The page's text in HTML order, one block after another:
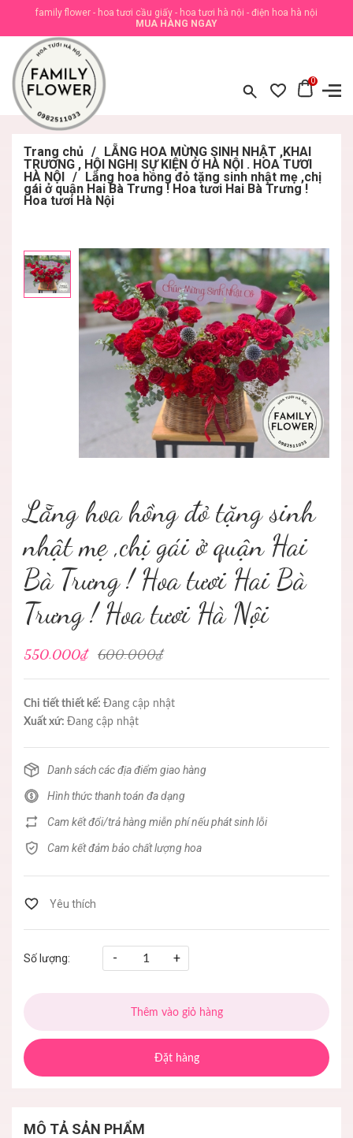
family flower - hoa tươi cầu giấy - hoa tươi hà nội - điện hoa hà nội
MUA HÀNG NGAY
0
Trang chủ / LẴNG HOA MỪNG SINH NHẬT ,KHAI
TRƯƠNG , HỘI NGHỊ SỰ KIỆN Ở HÀ NỘI . HOA TƯƠI
HÀ NỘI / Lẵng hoa hồng đỏ tặng sinh nhật mẹ ,chị
gái ở quận Hai Bà Trưng ! Hoa tươi Hai Bà Trưng !
Hoa tươi Hà Nội
Lẵng hoa hồng đỏ tặng sinh
nhật mẹ ,chị gái ở quận Hai
Bà Trưng ! Hoa tươi Hai Bà
Trưng ! Hoa tươi Hà Nội
550.000₫ 600.000₫
Chi tiết thiết kế: Đang cập nhật
Xuất xứ: Đang cập nhật
Danh sách các địa điểm giao hàng
Hình thức thanh toán đa dạng
Cam kết đổi/trả hàng miễn phí nếu phát sinh lỗi
Cam kết đảm bảo chất lượng hoa
Số lượng: - +
Thêm vào giỏ hàng
Đặt hàng
MÔ TẢ SẢN PHẨM